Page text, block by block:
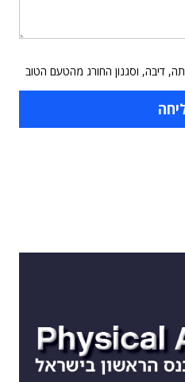
דיבה, וסגנון החורג מהטעם הטוב